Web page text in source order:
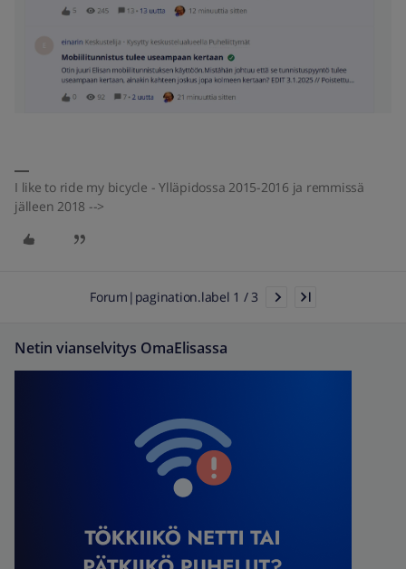
I like to ride my bicycle - Ylläpidossa 2015-2016 ja remmissä
jälleen 2018 -->
Forum|pagination.label 1 / 3
Netin vianselvitys OmaElisassa